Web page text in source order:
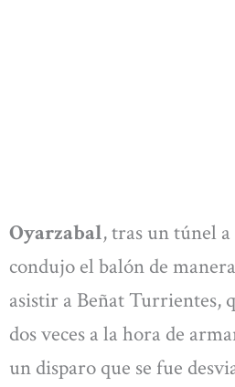
Oyarzabal, tras un túnel
condujo el balón de
asistir a Beñat Turrientes,
dos veces a la hora de
un disparo que se fue